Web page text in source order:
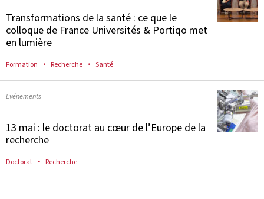
Transformations de la santé : ce que le
colloque de France Universités & Portiqo met
en lumière
Formation Recherche Santé
Evénements
13 mai : le doctorat au cœur de l’Europe de la
recherche
Doctorat Recherche